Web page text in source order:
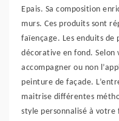
Epais. Sa composition
murs. Ces produits sont
faïençage. Les enduits
décorative en fond. Selon
accompagner ou non
peinture de façade.
maitrise différentes
style personnalisé à votre